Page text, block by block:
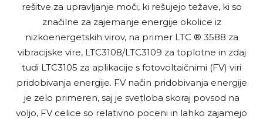
rešitve za upravljanje moči, ki rešujejo težave, ki so
značilne za zajemanje energije okolice iz
nizkoenergetskih virov, na primer LTC ® 3588 za
vibracijske vire, LTC3108/LTC3109 za toplotne in zdaj
tudi LTC3105 za aplikacije s fotovoltaičnimi (FV) viri
pridobivanja energije. FV način pridobivanja energije
je zelo primeren, saj je svetloba skoraj povsod na
voljo, FV celice so relativno poceni in lahko zajamejo